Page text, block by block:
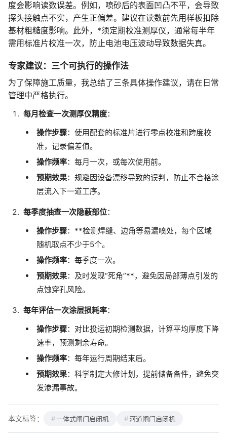
度会影响读数误差。例如，喷砂后的表面凹凸不平，会导致
探头接触点不实，产生正偏差。建议在读数前先用样板扣除
基材粗糙度影响。此外，*须定期校准测厚仪，通常每半年
需用标准片校准一次，防止电池电压波动导致数据失真。
专家建议：三个可执行的操作法
为了保障施工质量，我总结了三条具体操作建议，请在日常
管理中严格执行。
每月检查一次测厚仪精度：
操作步骤：使用配套的标准片进行零点校准和跨度校
准，记录偏差值。
操作频率：每月一次，或每次使用前。
预期效果：规避因设备漂移导致的误判，防止不合格涂
层流入下一道工序。
每季度抽查一次隐蔽部位：
操作步骤：**检测焊缝、边角等易漏喷处，每个区域
随机取点不少于5个。
操作频率：每季度一次。
预期效果：及时发现“死角”**，避免因局部薄点引发的
点蚀穿孔风险。
每年评估一次涂层损耗率：
操作步骤：对比投运初期检测数据，计算平均厚度下降
速率，预测剩余寿命。
操作频率：每年运行周期结束后。
预期效果：科学制定大修计划，提前储备备件，避免突
发渗漏事故。
本文标签： 一体式闸门启闭机 河道闸门启闭机